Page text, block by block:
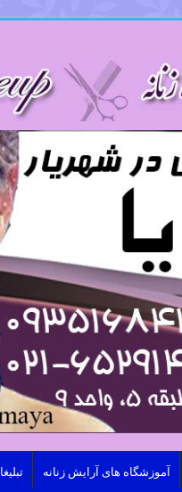
آموزشگاه های آرایش زنانه